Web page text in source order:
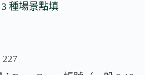
3 種場景點填
227